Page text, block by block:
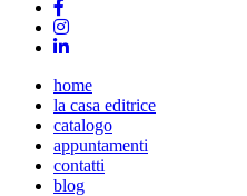
home
la casa editrice
catalogo
appuntamenti
contatti
blog